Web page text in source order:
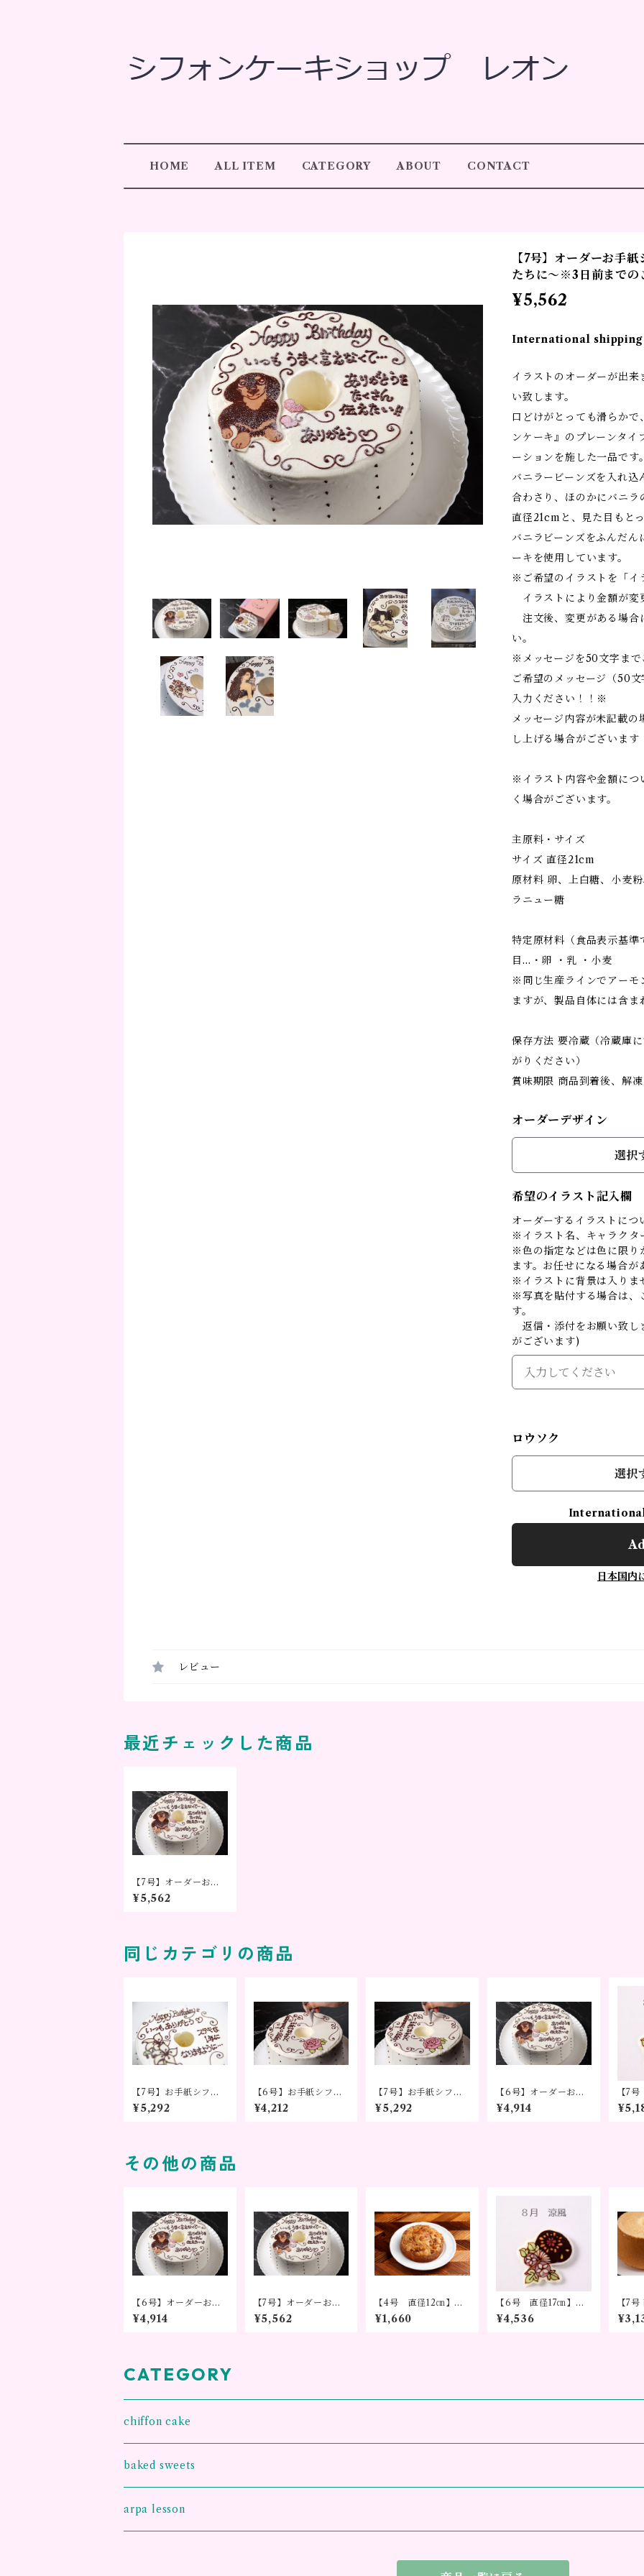
HOME ALL ITEM CATEGORY ABOUT CONTACT
【7号】オーダーお手
たちに～※3日前までの
¥5,562
International
イラストのオーダーが出
い致します。
口どけがとっても滑らかで
ンケーキ』のプレーンタイ
ーションを施した一品です。
バニラービーンズを入れ
合わさり、ほのかにバニラ
直径21cmと、見た目もと
バニラビーンズをふんだん
ーキを使用しています。
※ご希望のイラストを「イ
イラストにより金額が変
注文後、変更がある場合
い。
※メッセージを50文字まで
ご希望のメッセージ（50
入力ください！！※
メッセージ内容が未記載
し上げる場合がございます
※イラスト内容や金額につ
く場合がございます。
主原料・サイズ
サイズ 直径21cm
原材料 卵、上白糖、小麦
ラニュー糖
特定原材料（食品表示基
目…・卵 ・乳 ・小麦
※同じ生産ラインでアーモ
ますが、製品自体には含ま
保存方法 要冷蔵（冷蔵庫
がりください）
賞味期限 商品到着後、解
オーダーデザイン
選択
希望のイラスト記入欄
オーダーするイラストにつ
※イラスト名、キャラクタ
※色の指定などは色に限り
ます。お任せになる場合が
※イラストに背景は入りま
※写真を貼付する場合は、
す。
返信・添付をお願い致し
がございます)
ロウソク
選択
日本国内
レビュー
最近チェックした商品
【7号】オーダーお手
紙シフォンケーキ ～
気持ちをかたちに～※
¥5,562
同じカテゴリの商品
【7号】お手紙シフォ
ンケーキ カサブラン
カ ～気持ちをかたちに
¥5,292
【6号】お手紙シフォ
ンケーキ バラ ～気持
ちをかたちに～
¥4,212
【7号】お手紙シフォ
ンケーキ バラ ～気持
ちをかたちに～
¥5,292
【6号】オーダーお手
紙シフォンケーキ ～
気持ちをかたちに～※
¥4,914
【7
手紙
シー
その他の商品
【6号】オーダーお手
紙シフォンケーキ ～
気持ちをかたちに～※
¥4,914
【7号】オーダーお手
紙シフォンケーキ ～
気持ちをかたちに～※
¥5,562
【4号 直径12㎝】焼
き菓子 トスカ
¥1,660
【6号 直径17㎝】お
手紙シフォンケーキ
シーズンデザイン～メ
¥4,536
【7
ーン
（デ
CATEGORY
chiffon cake
王様のシフォンケーキ
お手紙シフォンケーキ
baked sweets
arpa lesson